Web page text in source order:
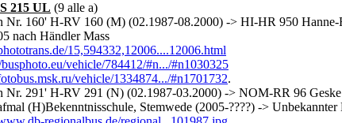
215 UL (9 alle a)
Nr. 160' H-RV 160 (M) (02.1987-08.2000) -> HI-HR 950 Hanne-
nach Händler Mass
15,594332,12006....12006.html
vehicle/784412/#n.../#n1030325
vehicle/1334874.../#n1701732.
Nr. 291' H-RV 291 (N) (02.1987-03.2000) -> NOM-RR 96
(H)Bekenntnisschule, Stemwede (2005-????) ->